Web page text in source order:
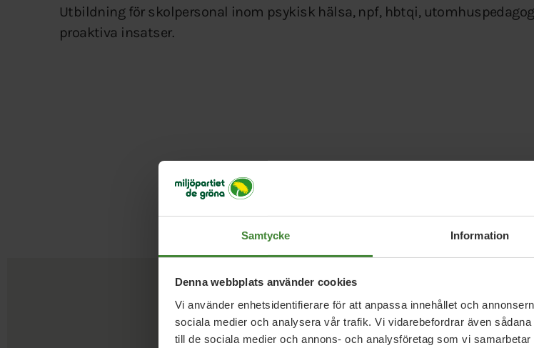
Samtycke Information
Denna webbplats använder cookies
Vi använder enhetsidentifierare för att anpassa innehållet och
sociala medier och analysera vår trafik. Vi vidarebefordrar även
till de sociala medier och annons- och analysföretag som vi
Utbildning för skolpersonal inom psykisk hälsa, npf, hbtqi,
proaktiva insatser.